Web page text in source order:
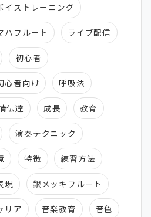
イストレーニング
ハフルート ライブ配信
初心者
心者向け 呼吸法
伝達 成長 教育
演奏テクニック
特徴 練習方法
現 銀メッキフルート
リア 音楽教育 音色